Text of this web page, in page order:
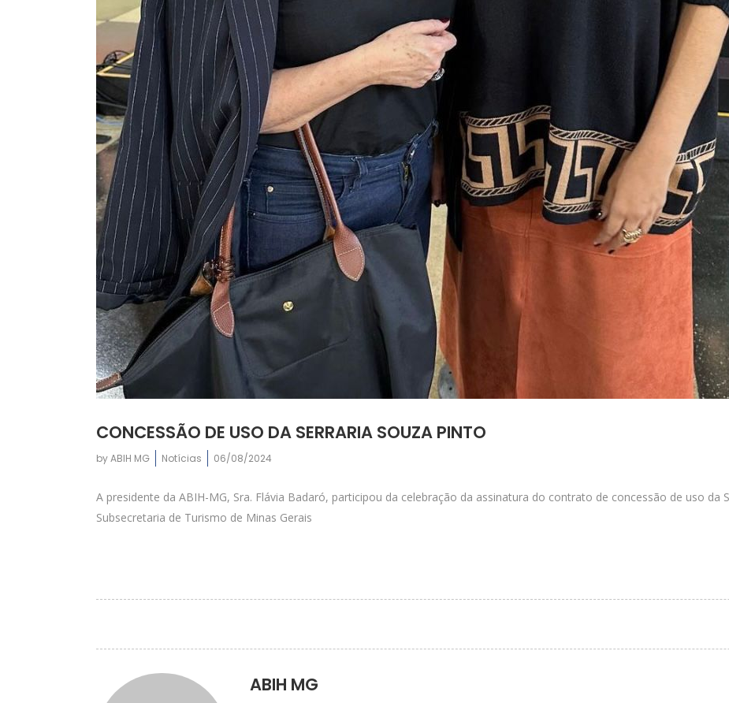
CONCESSÃO DE USO DA SERRARIA SOUZA PINTO
byABIH MG Notícias 06/08/2024
A presidente da ABIH-MG, Sra. Flávia Badaró, participou da celebração da assinatura do contrato de concessão de uso da
Subsecretaria de Turismo de Minas Gerais
ABIH MG